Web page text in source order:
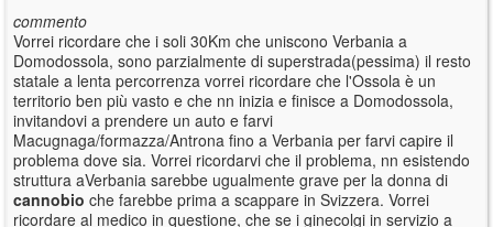
commento
Vorrei ricordare che i soli 30Km che uniscono Verbania a
Domodossola, sono parzialmente di superstrada(pessima) il resto
statale a lenta percorrenza vorrei ricordare che l'Ossola è un
territorio ben più vasto e che nn inizia e finisce a Domodossola,
invitandovi a prendere un auto e farvi
Macugnaga/formazza/Antrona fino a Verbania per farvi capire il
problema dove sia. Vorrei ricordarvi che il problema, nn esistendo
struttura aVerbania sarebbe ugualmente grave per la donna di
cannobio che farebbe prima a scappare in Svizzera. Vorrei
ricordare al medico in questione, che se i ginecolgi in servizio a